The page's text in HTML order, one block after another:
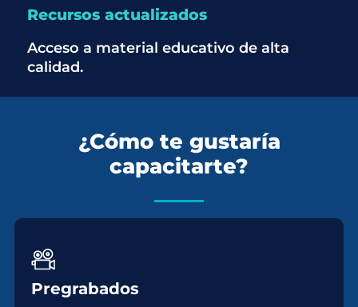
Recursos actualizados
Acceso a material educativo de alta
calidad.
¿Cómo te gustaría
capacitarte?
Pregrabados